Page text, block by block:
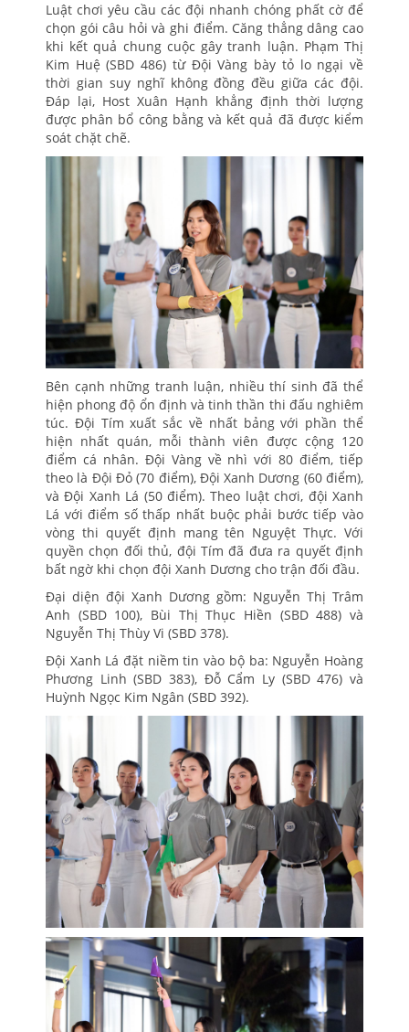
Luật chơi yêu cầu các đội nhanh chóng phất cờ để
chọn gói câu hỏi và ghi điểm. Căng thẳng dâng cao
khi kết quả chung cuộc gây tranh luận. Phạm Thị
Kim Huệ (SBD 486) từ Đội Vàng bày tỏ lo ngại về
thời gian suy nghĩ không đồng đều giữa các đội.
Đáp lại, Host Xuân Hạnh khẳng định thời lượng
được phân bổ công bằng và kết quả đã được kiểm
soát chặt chẽ.
Bên cạnh những tranh luận, nhiều thí sinh đã thể
hiện phong độ ổn định và tinh thần thi đấu nghiêm
túc. Đội Tím xuất sắc về nhất bảng với phần thể
hiện nhất quán, mỗi thành viên được cộng 120
điểm cá nhân. Đội Vàng về nhì với 80 điểm, tiếp
theo là Đội Đỏ (70 điểm), Đội Xanh Dương (60 điểm),
và Đội Xanh Lá (50 điểm). Theo luật chơi, đội Xanh
Lá với điểm số thấp nhất buộc phải bước tiếp vào
vòng thi quyết định mang tên Nguyệt Thực. Với
quyền chọn đối thủ, đội Tím đã đưa ra quyết định
bất ngờ khi chọn đội Xanh Dương cho trận đối đầu.
Đại diện đội Xanh Dương gồm: Nguyễn Thị Trâm
Anh (SBD 100), Bùi Thị Thục Hiền (SBD 488) và
Nguyễn Thị Thùy Vi (SBD 378).
Đội Xanh Lá đặt niềm tin vào bộ ba: Nguyễn Hoàng
Phương Linh (SBD 383), Đỗ Cẩm Ly (SBD 476) và
Huỳnh Ngọc Kim Ngân (SBD 392).